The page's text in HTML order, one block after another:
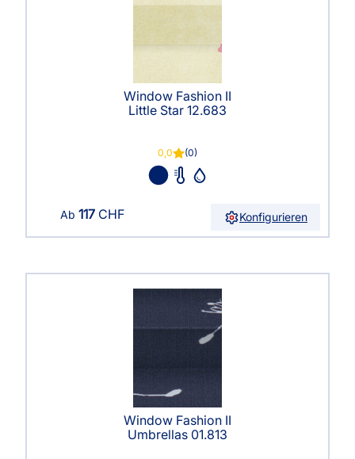
Window Fashion II
Little Star 12.683
0,0 (0)
Ab 117CHF Konfigurieren
Window Fashion II
Umbrellas 01.813